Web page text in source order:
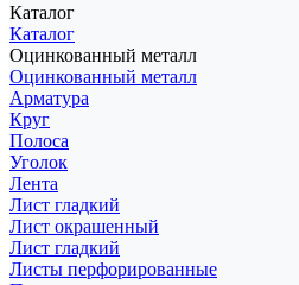
Каталог
Каталог
Оцинкованный металл
Оцинкованный металл
Арматура
Круг
Полоса
Уголок
Лента
Лист гладкий
Лист окрашенный
Лист гладкий
Листы перфорированные